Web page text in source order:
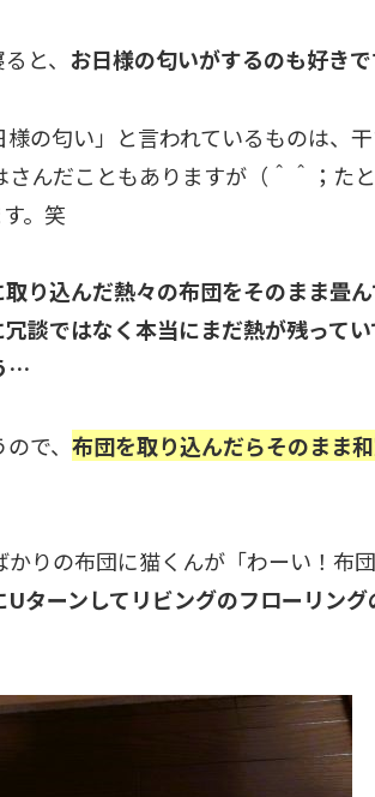
と、 お日様の匂いがするのも好き
の匂い」と言われているものは、
んだこともありますが（＾＾；た
。笑
取り込んだ熱々の布団をそのまま畳
談ではなく本当にまだ熱が残ってい
…
で、 布団を取り込んだらそのまま
りの布団に猫くんが「わーい！布
Uターンしてリビングのフローリング